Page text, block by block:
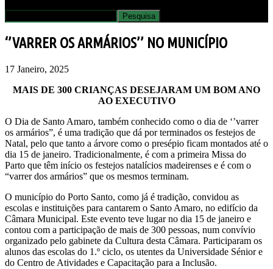
‘’VARRER OS ARMÁRIOS’’ NO MUNICÍPIO
17 Janeiro, 2025
MAIS DE 300 CRIANÇAS DESEJARAM UM BOM ANO
AO EXECUTIVO
O Dia de Santo Amaro, também conhecido como o dia de ‘’varrer
os armários”, é uma tradição que dá por terminados os festejos de
Natal, pelo que tanto a árvore como o presépio ficam montados até o
dia 15 de janeiro. Tradicionalmente, é com a primeira Missa do
Parto que têm início os festejos natalícios madeirenses e é com o
“varrer dos armários” que os mesmos terminam.
O município do Porto Santo, como já é tradição, convidou as
escolas e instituições para cantarem o Santo Amaro, no edifício da
Câmara Municipal. Este evento teve lugar no dia 15 de janeiro e
contou com a participação de mais de 300 pessoas, num convívio
organizado pelo gabinete da Cultura desta Câmara. Participaram os
alunos das escolas do 1.º ciclo, os utentes da Universidade Sénior e
do Centro de Atividades e Capacitação para a Inclusão.